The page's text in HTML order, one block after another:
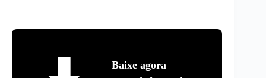
Baixe agora